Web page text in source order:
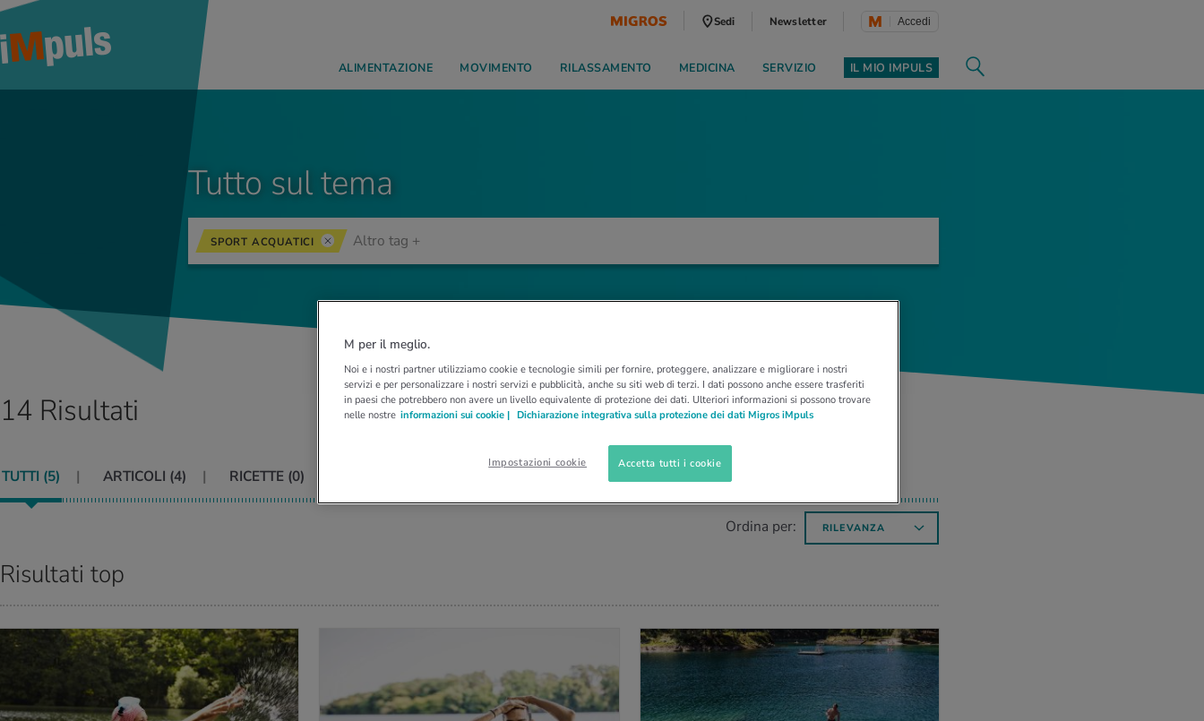
Sedi Newsletter Accedi
ALIMENTAZIONE MOVIMENTO RILASSAMENTO MEDICINA SERVIZIO IL MIO IMPULS
Tutto sul tema
SPORT ACQUATICI
14 Risultati
TUTTI (5) ARTICOLI (4) RICETTE (0)
Ordina per: RILEVANZA
Risultati top
M per il meglio.
Noi e i nostri partner utilizziamo cookie e tecnologie simili per fornire, proteggere, analizzare e migliorare i nostri
servizi e per personalizzare i nostri servizi e pubblicità, anche su siti web di terzi. I dati possono anche essere trasferiti
in paesi che potrebbero non avere un livello equivalente di protezione dei dati. Ulteriori informazioni si possono trovare
nelle nostre informazioni sui cookie | Dichiarazione integrativa sulla protezione dei dati Migros iMpuls
Impostazioni cookie Accetta tutti i cookie